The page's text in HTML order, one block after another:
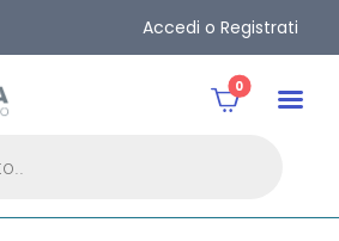
Accedi o Registrati
0